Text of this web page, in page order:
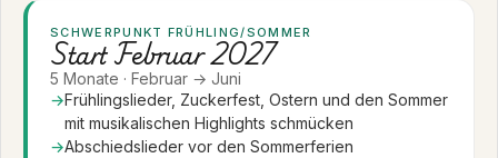
SCHWERPUNKT FRÜHLING/SOMMER
Start Februar 2027
5 Monate · Februar → Juni
Frühlingslieder, Zuckerfest, Ostern und den Sommer
mit musikalischen Highlights schmücken
Abschiedslieder vor den Sommerferien